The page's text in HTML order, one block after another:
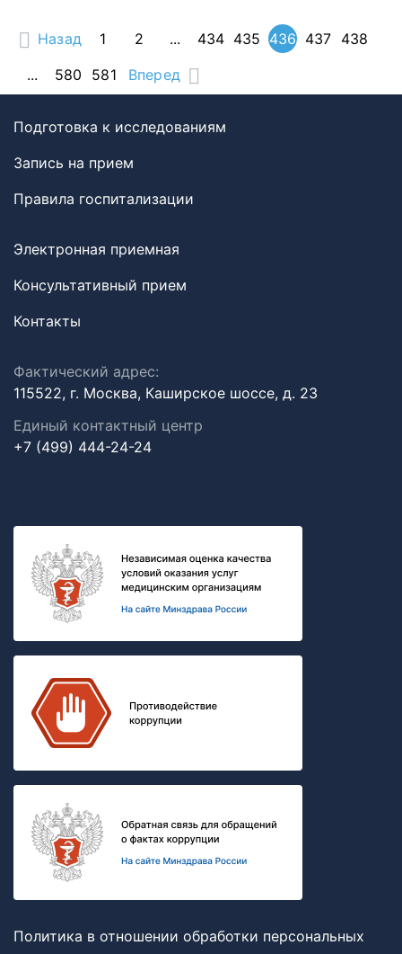
Назад 1 2 ... 434 435 436 437 438
...
580 581 Вперед
Подготовка к исследованиям
Запись на прием
Правила госпитализации
Электронная приемная
Консультативный прием
Контакты
Фактический адрес:
115522, г. Москва, Каширское шоссе, д. 23
Единый контактный центр
+7 (499) 444-24-24
Политика в отношении обработки персональных